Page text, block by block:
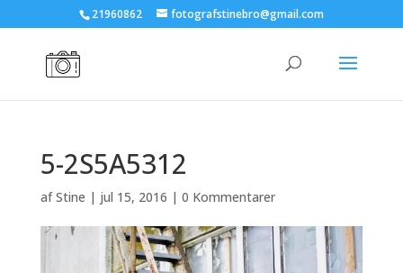
21960862 fotografstinebro@gmail.com
5-2S5A5312
afStine | jul 15, 2016 | 0 Kommentarer